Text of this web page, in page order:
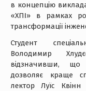
в концепцію
«ХПІ» в рамках
трансформації
Студент
Володимир
відзначивши, що
дозволяє краще
лектор Луїс Квінн